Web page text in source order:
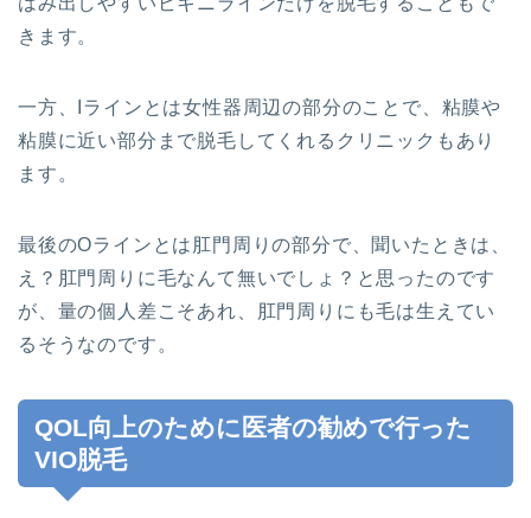
きます。
一方、Iラインとは女性器周辺の部分のことで、粘膜や
粘膜に近い部分まで脱毛してくれるクリニックもあり
ます。
最後のOラインとは肛門周りの部分で、聞いたときは、
え？肛門周りに毛なんて無いでしょ？と思ったのです
が、量の個人差こそあれ、肛門周りにも毛は生えてい
るそうなのです。
QOL向上のために医者の勧めで行った
VIO脱毛